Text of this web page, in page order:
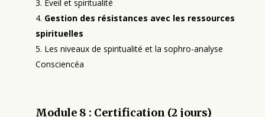
Eveil et spiritualité
Gestion des résistances avec les ressources
spirituelles
Les niveaux de spiritualité et la sophro-analyse
Consciencéa
Module 8 : Certification (2 jours)